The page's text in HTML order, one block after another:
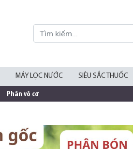
MÁY LỌC NƯỚC SIÊU SẮC THUỐC
Phân vô cơ